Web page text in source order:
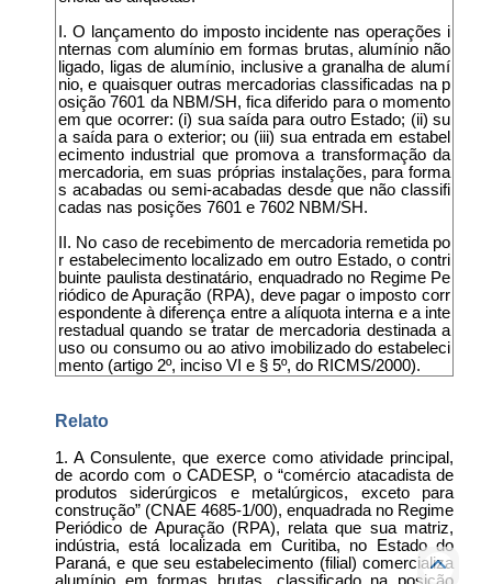
I. O lançamento do imposto incidente nas operações i
nternas com alumínio em formas brutas, alumínio não
ligado, ligas de alumínio, inclusive a granalha de alumí
nio, e quaisquer outras mercadorias classificadas na p
osição 7601 da NBM/SH, fica diferido para o momento
em que ocorrer: (i) sua saída para outro Estado; (ii) su
a saída para o exterior; ou (iii) sua entrada em estabel
ecimento industrial que promova a transformação da
mercadoria, em suas próprias instalações, para forma
s acabadas ou semi-acabadas desde que não classifi
cadas nas posições 7601 e 7602 NBM/SH.
II. No caso de recebimento de mercadoria remetida po
r estabelecimento localizado em outro Estado, o contri
buinte paulista destinatário, enquadrado no Regime Pe
riódico de Apuração (RPA), deve pagar o imposto corr
espondente à diferença entre a alíquota interna e a inte
restadual quando se tratar de mercadoria destinada a
uso ou consumo ou ao ativo imobilizado do estabeleci
mento (artigo 2º, inciso VI e § 5º, do RICMS/2000).
Relato
1. A Consulente, que exerce como atividade principal,
de acordo com o CADESP, o “comércio atacadista de
produtos siderúrgicos e metalúrgicos, exceto para
construção” (CNAE 4685-1/00), enquadrada no Regime
Periódico de Apuração (RPA), relata que sua matriz,
indústria, está localizada em Curitiba, no Estado do
Paraná, e que seu estabelecimento (filial) comercializa